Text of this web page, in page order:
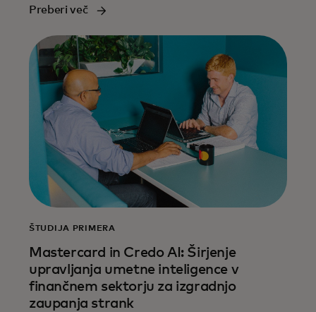
Preberi več
ŠTUDIJA PRIMERA
Mastercard in Credo AI: Širjenje
upravljanja umetne inteligence v
finančnem sektorju za izgradnjo
zaupanja strank